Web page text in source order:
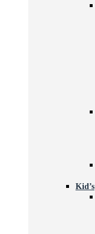
Kid’s